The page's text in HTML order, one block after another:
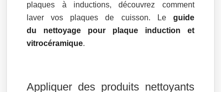
plaques à inductions, découvrez comment
laver vos plaques de cuisson. Le guide
du nettoyage pour plaque induction et
vitrocéramique.
Appliquer des produits nettoyants